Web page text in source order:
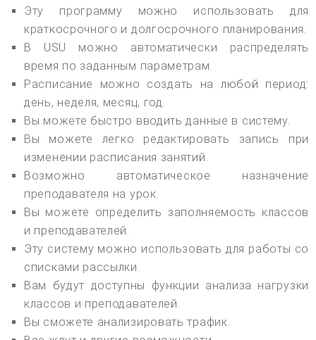
Эту программу можно использовать для
краткосрочного и долгосрочного планирования.
В USU можно автоматически распределять
время по заданным параметрам.
Расписание можно создать на любой период:
день, неделя, месяц, год.
Вы можете быстро вводить данные в систему.
Вы можете легко редактировать запись при
изменении расписания занятий.
Возможно автоматическое назначение
преподавателя на урок.
Вы можете определить заполняемость классов
и преподавателей.
Эту систему можно использовать для работы со
списками рассылки.
Вам будут доступны функции анализа нагрузки
классов и преподавателей.
Вы сможете анализировать трафик.